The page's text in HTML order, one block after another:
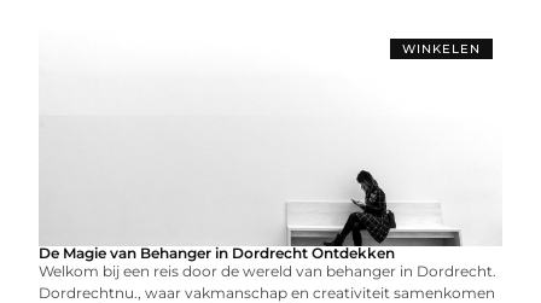
WINKELEN
De Magie van Behanger in Dordrecht Ontdekken
Welkom bij een reis door de wereld van behanger in Dordrecht.
Dordrechtnu., waar vakmanschap en creativiteit samenkomen